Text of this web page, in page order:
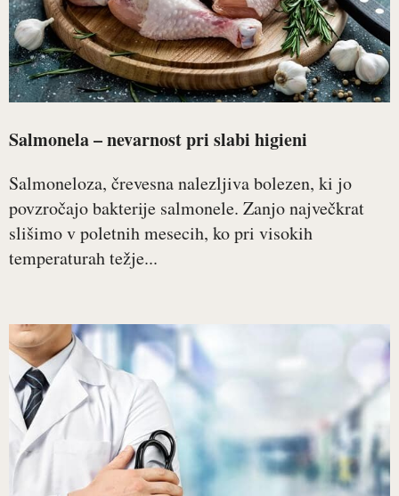
Salmonela – nevarnost pri slabi higieni
Salmoneloza, črevesna nalezljiva bolezen, ki jo
povzročajo bakterije salmonele. Zanjo največkrat
slišimo v poletnih mesecih, ko pri visokih
temperaturah težje...